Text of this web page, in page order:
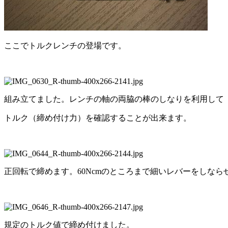
ここでトルクレンチの登場です。
組み立てました。レンチの軸の両脇の棒のしなりを利用して
トルク（締め付け力）を確認することが出来ます。
正回転で締めます。60Ncmのところまで細いレバーをしなら
規定のトルク値で締め付けました。